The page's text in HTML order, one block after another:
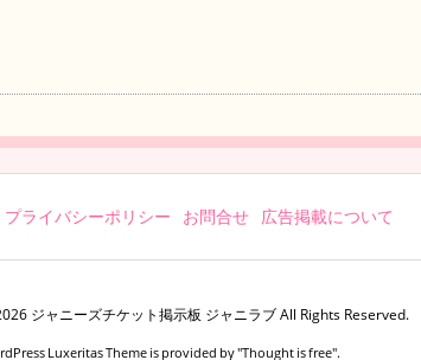
プライバシーポリシー お問合せ 広告掲載について
ジャニーズチケット掲示板 ジャニラブAll Rights Reserved.
Luxeritas Theme is provided by "Thought is free".